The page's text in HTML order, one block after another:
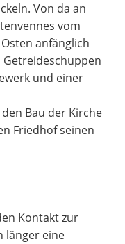
Von da an
vom
anfänglich
und einer
Bau der Kirche
Friedhof seinen
Kontakt zur
länger eine